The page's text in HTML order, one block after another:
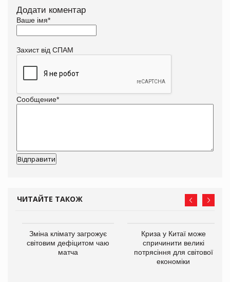
Додати коментар
Ваше імя*
Захист від СПАМ
Сообщение*
ЧИТАЙТЕ ТАКОЖ
Зміна клімату загрожує
світовим дефіцитом чаю
матча
Криза у Китаї може
спричинити великі
потрясіння для світової
економіки